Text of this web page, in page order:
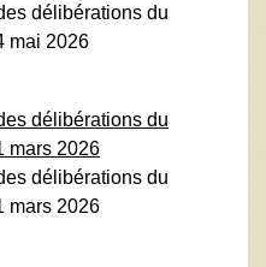
délibérations du
mai 2026
délibérations du
mars 2026
délibérations du
mars 2026